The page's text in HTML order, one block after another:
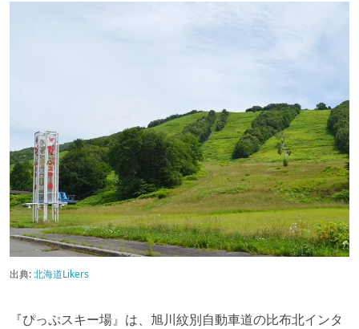
出典:北海道Likers
『ぴっぷスキー場』は、旭川紋別自動車道の比布北インタ